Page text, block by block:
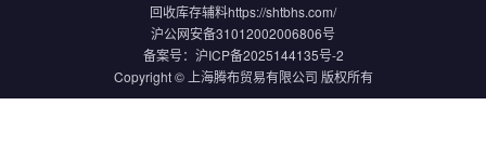
回收库存辅料https://shtbhs.com/
沪公网安备31012002006806号
备案号： 沪ICP备2025144135号-2
Copyright © 上海腾布贸易有限公司 版权所有